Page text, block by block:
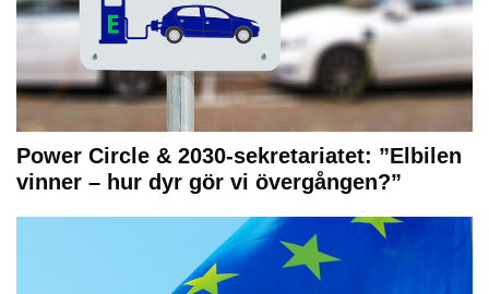
Power Circle & 2030-sekretariatet: ”Elbilen
vinner – hur dyr gör vi övergången?”